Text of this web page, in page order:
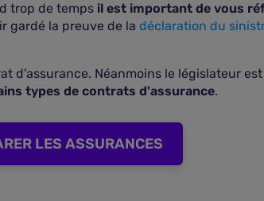
trop de temps il est important de vous
gardé la preuve de la déclaration du
d'assurance. Néanmoins le législateur
types de contrats d'assurance.
LES ASSURANCES